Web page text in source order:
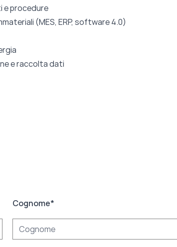
e procedure
(MES, ERP, software 4.0)
e raccolta dati
Cognome*